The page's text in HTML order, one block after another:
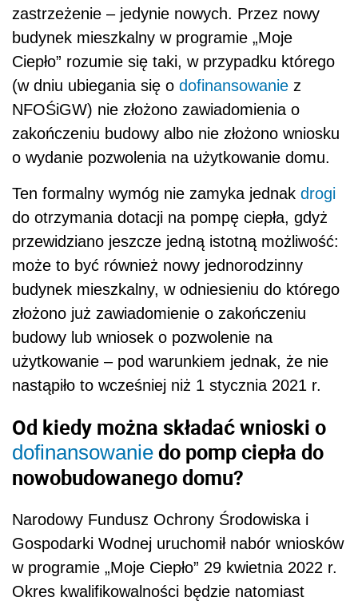
zastrzeżenie – jedynie nowych. Przez nowy
budynek mieszkalny w programie „Moje
Ciepło” rozumie się taki, w przypadku którego
(w dniu ubiegania się o dofinansowanie z
NFOŚiGW) nie złożono zawiadomienia o
zakończeniu budowy albo nie złożono wniosku
o wydanie pozwolenia na użytkowanie domu.
Ten formalny wymóg nie zamyka jednak drogi
do otrzymania dotacji na pompę ciepła, gdyż
przewidziano jeszcze jedną istotną możliwość:
może to być również nowy jednorodzinny
budynek mieszkalny, w odniesieniu do którego
złożono już zawiadomienie o zakończeniu
budowy lub wniosek o pozwolenie na
użytkowanie – pod warunkiem jednak, że nie
nastąpiło to wcześniej niż 1 stycznia 2021 r.
Od kiedy można składać wnioski o
dofinansowanie do pomp ciepła do
nowobudowanego domu?
Narodowy Fundusz Ochrony Środowiska i
Gospodarki Wodnej uruchomił nabór wniosków
w programie „Moje Ciepło” 29 kwietnia 2022 r.
Okres kwalifikowalności będzie natomiast